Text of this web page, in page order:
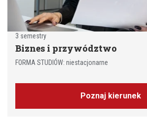
3 semestry
Biznes i przywództwo
FORMA STUDIÓW: niestacjonarne
Poznaj kierunek